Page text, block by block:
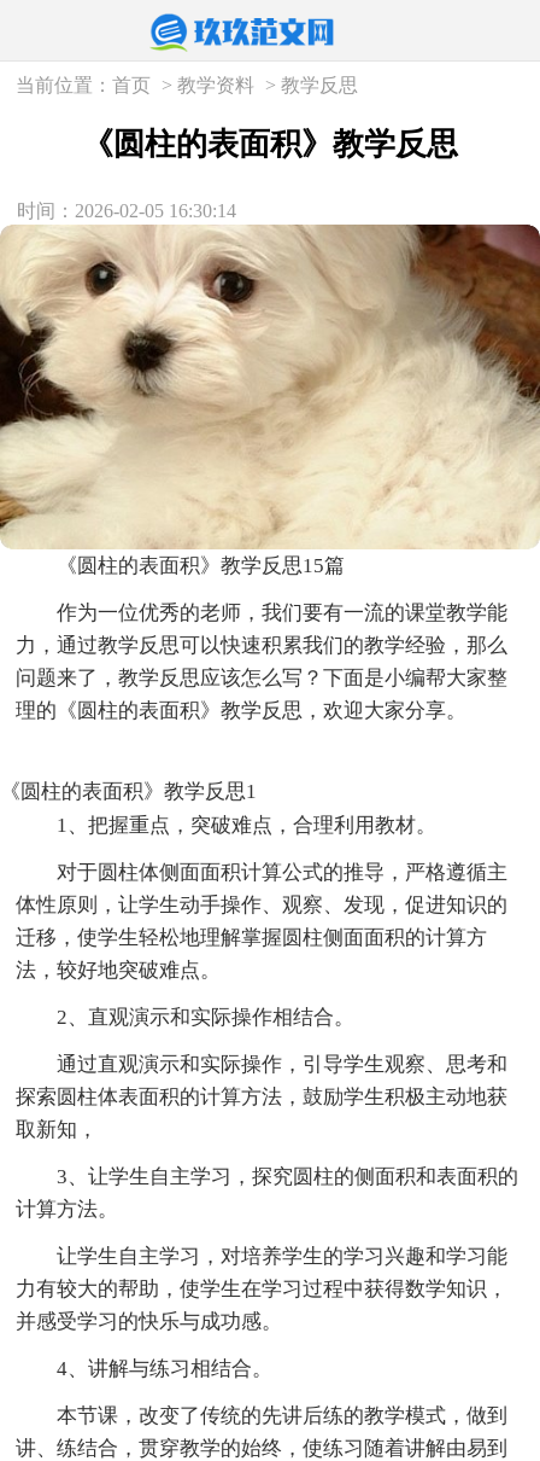
当前位置：首页 >教学资料 >教学反思
《圆柱的表面积》教学反思
时间：2026-02-05 16:30:14
《圆柱的表面积》教学反思15篇
作为一位优秀的老师，我们要有一流的课堂教学能
力，通过教学反思可以快速积累我们的教学经验，那么
问题来了，教学反思应该怎么写？下面是小编帮大家整
理的《圆柱的表面积》教学反思，欢迎大家分享。
《圆柱的表面积》教学反思1
1、把握重点，突破难点，合理利用教材。
对于圆柱体侧面面积计算公式的推导，严格遵循主
体性原则，让学生动手操作、观察、发现，促进知识的
迁移，使学生轻松地理解掌握圆柱侧面面积的计算方
法，较好地突破难点。
2、直观演示和实际操作相结合。
通过直观演示和实际操作，引导学生观察、思考和
探索圆柱体表面积的计算方法，鼓励学生积极主动地获
取新知，
3、让学生自主学习，探究圆柱的侧面积和表面积的
计算方法。
让学生自主学习，对培养学生的学习兴趣和学习能
力有较大的帮助，使学生在学习过程中获得数学知识，
并感受学习的快乐与成功感。
4、讲解与练习相结合。
本节课，改变了传统的先讲后练的教学模式，做到
讲、练结合，贯穿教学的始终，使练习随着讲解由易到